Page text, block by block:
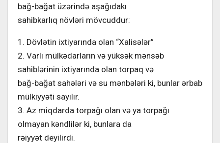
bağ-bağat üzərində aşağıdakı
sahibkarlıq növləri mövcuddur:
1. Dövlətin ixtiyarında olan “Xalisələr”
2. Varlı mülkədarların və yüksək mənsəb
sahiblərinin ixtiyarında olan torpaq və
bağ-bağat sahələri və su mənbələri ki, bunlar ərbab
mülkiyyəti sayılır.
3. Az miqdarda torpağı olan və ya torpağı
olmayan kəndlilər ki, bunlara da
rəiyyət deyilirdi.